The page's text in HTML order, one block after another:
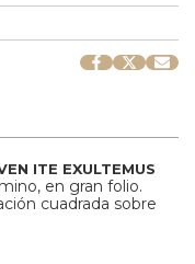
ITE EXULTEMUS
en gran folio.
cuadrada sobre
V decorada a la